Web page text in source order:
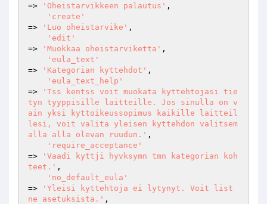
=>
'Oheistarvikkeen palautus' ,
'create'
=>
'Luo oheistarvike' ,
'edit'
=>
'Muokkaa oheistarviketta' ,
'eula_text'
=>
'Kategorian kyttehdot' ,
'eula_text_help'
=>
'Tss kentss voit muokata kyttehtojasi tie
tyn tyyppisille laitteille. Jos sinulla on v
ain yksi kyttoikeussopimus kaikille laitteil
lesi, voit valita yleisen kyttehdon valitsem
alla alla olevan ruudun.' ,
'require_acceptance'
=>
'Vaadi kyttji hyvksymn tmn kategorian koh
teet.' ,
'no_default_eula'
=>
'Yleisi kyttehtoja ei lytynyt. Voit list
ne asetuksista.' ,